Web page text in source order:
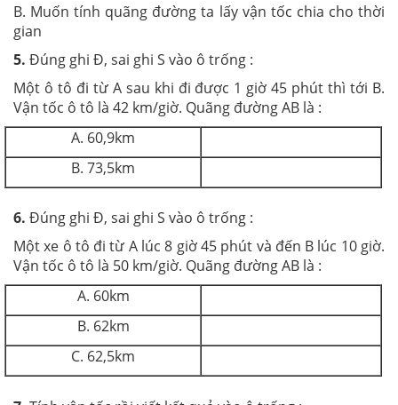
B. Muốn tính quãng đường ta lấy vận tốc chia cho thời
gian
5. Đúng ghi Đ, sai ghi S vào ô trống :
Một ô tô đi từ A sau khi đi được 1 giờ 45 phút thì tới B.
Vận tốc ô tô là 42 km/giờ. Quãng đường AB là :
A. 60,9km
B. 73,5km
6. Đúng ghi Đ, sai ghi S vào ô trống :
Một xe ô tô đi từ A lúc 8 giờ 45 phút và đến B lúc 10 giờ.
Vận tốc ô tô là 50 km/giờ. Quãng đường AB là :
A. 60km
B. 62km
C. 62,5km